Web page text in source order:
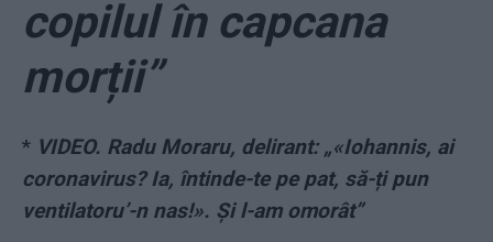
copilul în capcana
morții”
* VIDEO. Radu Moraru, delirant: „«Iohannis, ai
coronavirus? Ia, întinde-te pe pat, să-ți pun
ventilatoru’-n nas!». Și l-am omorât”